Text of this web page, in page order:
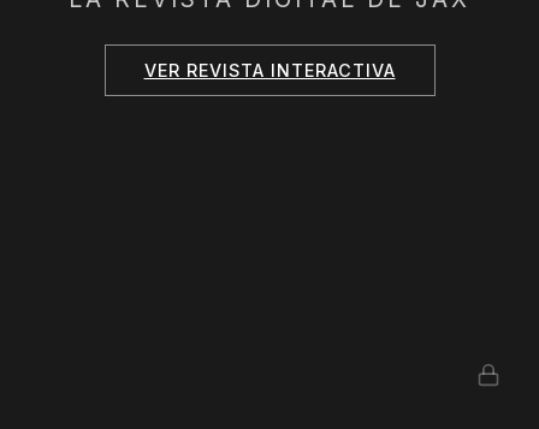
VER REVISTA INTERACTIVA